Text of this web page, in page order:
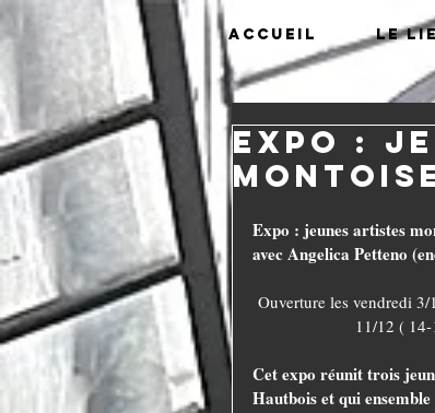
Accueil Le
Expo :
Expo : jeunes artistes
avec Angelica Petteno
Ouverture les vendredi
11/12 (
Cet expo réunit trois
Hautbois et qui